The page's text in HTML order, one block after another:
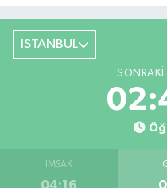
İSTANBUL
SONRAKI
İMSAK
04:16